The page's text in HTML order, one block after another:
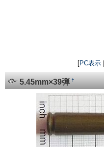
[PC表示
5.45mm×39弾†